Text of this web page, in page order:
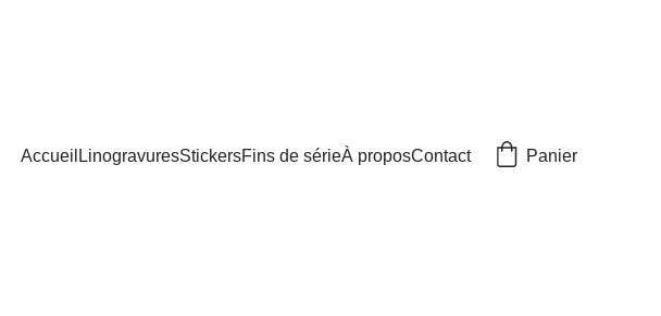
Accueil LinogravuresStickersFins de sérieÀ proposContact Panier